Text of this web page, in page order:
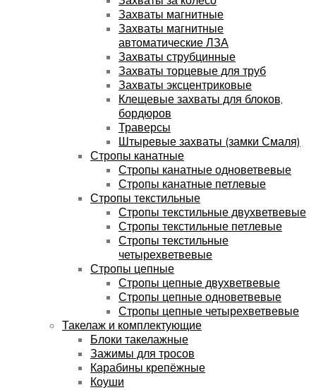
Захваты магнитные
Захваты магнитные
автоматические ЛЗА
Захваты струбцинные
Захваты торцевые для труб
Захваты эксцентриковые
Клещевые захваты для блоков,
бордюров
Траверсы
Штыревые захваты (замки Смаля)
Стропы канатные
Стропы канатные одноветвевые
Стропы канатные петлевые
Стропы текстильные
Стропы текстильные двухветвевые
Стропы текстильные петлевые
Стропы текстильные
четырехветвевые
Стропы цепные
Стропы цепные двухветвевые
Стропы цепные одноветвевые
Стропы цепные четырехветвевые
Такелаж и комплектующие
Блоки такелажные
Зажимы для тросов
Карабины крепёжные
Коуши